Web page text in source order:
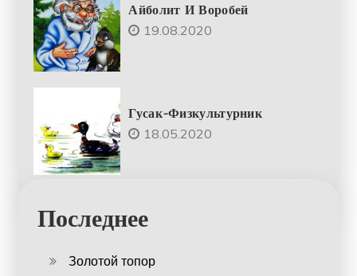
Айболит И Воробей
19.08.2020
Гусак-Физкультурник
18.05.2020
Последнее
Золотой топор